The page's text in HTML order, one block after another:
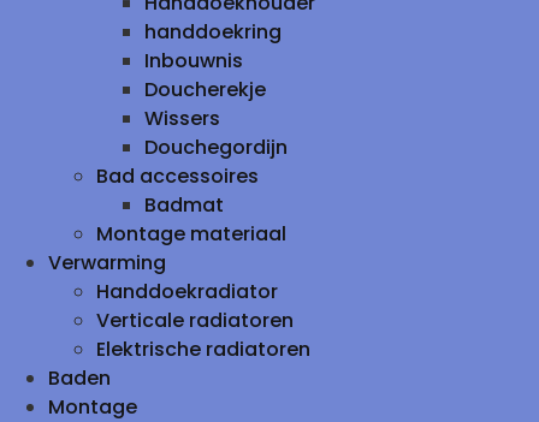
handdoekring
Inbouwnis
Doucherekje
Wissers
Douchegordijn
Bad accessoires
Badmat
Montage materiaal
Verwarming
Handdoekradiator
Verticale radiatoren
Elektrische radiatoren
Baden
Montage